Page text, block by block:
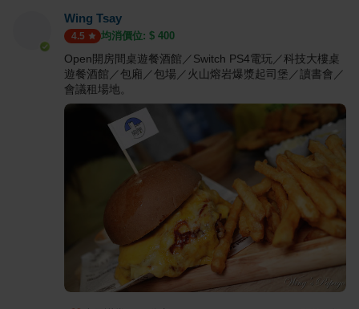
Wing Tsay
4.5 均消價位: $ 400
Open開房間桌遊餐酒館／Switch PS4電玩／科技大樓桌
遊餐酒館／包廂／包場／火山熔岩爆漿起司堡／讀書會／
會議租場地。